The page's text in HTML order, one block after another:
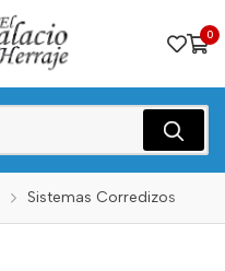
0
Sistemas Corredizos